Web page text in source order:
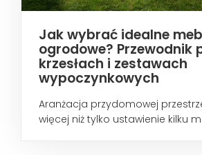
Jak wybrać idealne
ogrodowe? Przewodnik
krzesłach i zestawach
wypoczynkowych
Aranżacja przydomowej
więcej niż tylko ustawienie kilku